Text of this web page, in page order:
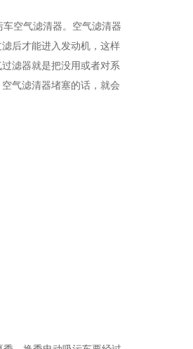
空气滤清器。空气滤清器
后才能进入发动机，这样
滤器就是把没用或者对系
气滤清器堵塞的话，就会